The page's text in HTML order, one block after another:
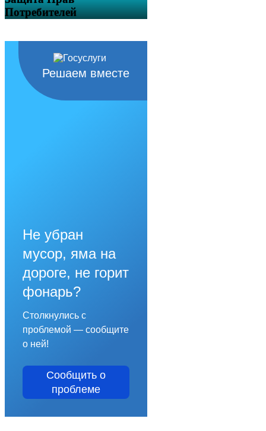
Потребителей
Решаем вместе
Не убран
мусор, яма на
дороге, не горит
фонарь?
Столкнулись с
проблемой — сообщите
о ней!
Сообщить о
проблеме